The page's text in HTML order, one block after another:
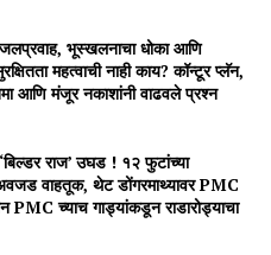
भूस्खलनाचा धोका आणि
महत्वाची नाही काय? कॉन्टूर प्लॅन,
आणि मंजूर नकाशांनी वाढवले प्रश्न
राज’ उघड ! १२ फुटांच्या
वाहतूक, थेट डोंगरमाथ्यावर PMC
PMC च्याच गाड्यांकडून राडारोड्याचा